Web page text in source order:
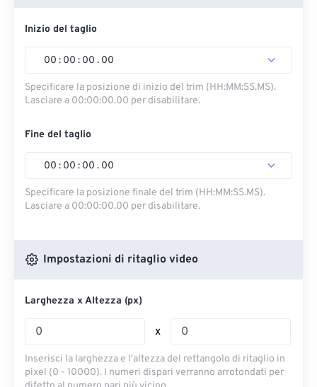
Inizio del taglio
00 : 00 : 00 . 00
Specificare la posizione di inizio del trim (HH:MM:SS.MS).
Lasciare a 00:00:00.00 per disabilitare.
Fine del taglio
00 : 00 : 00 . 00
Specificare la posizione finale del trim (HH:MM:SS.MS).
Lasciare a 00:00:00.00 per disabilitare.
Impostazioni di ritaglio video
Larghezza x Altezza (px)
x
Inserisci la larghezza e l'altezza del rettangolo di ritaglio in
pixel (0 - 10000). I numeri dispari verranno arrotondati per